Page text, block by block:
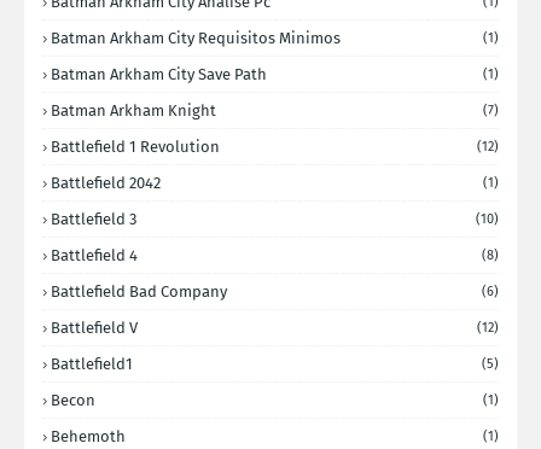
Batman Arkham City Requisitos Minimos (1)
Batman Arkham City Save Path (1)
Batman Arkham Knight (7)
Battlefield 1 Revolution (12)
Battlefield 2042 (1)
Battlefield 3 (10)
Battlefield 4 (8)
Battlefield Bad Company (6)
Battlefield V (12)
Battlefield1 (5)
Becon (1)
Behemoth (1)